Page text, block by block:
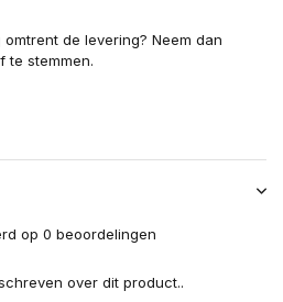
de levering? Neem dan
te stemmen.
op 0 beoordelingen
over dit product..